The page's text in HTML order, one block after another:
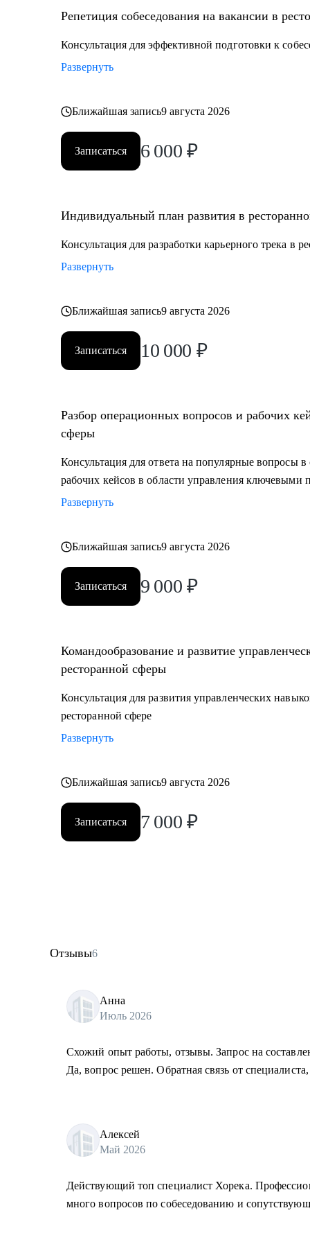
Кому могу помочь:
• Управляющим, Директорам и менеджерам
• Всем, кто хочет развиваться в сфере ресторанов
Репетиция собеседования на вакансии в
Консультация для эффективной подготовки к
Развернуть
Ближайшая запись9 августа 2026
Записаться 6 000 ₽
Индивидуальный план развития в
Консультация для разработки карьерного трека в
Развернуть
Ближайшая запись9 августа 2026
Записаться 10 000 ₽
Разбор операционных вопросов и рабочих
сферы
Консультация для ответа на популярные вопросы
рабочих кейсов в области управления ключевыми
Развернуть
Ближайшая запись9 августа 2026
Записаться 9 000 ₽
Командообразование и развитие
ресторанной сферы
Консультация для развития управленческих
ресторанной сфере
Развернуть
Ближайшая запись9 августа 2026
Записаться 7 000 ₽
Отзывы6
Анна
Июль 2026
Схожий опыт работы, отзывы. Запрос на
Да, вопрос решен. Обратная связь от
Алексей
Май 2026
Действующий топ специалист Хорека.
много вопросов по собеседованию и